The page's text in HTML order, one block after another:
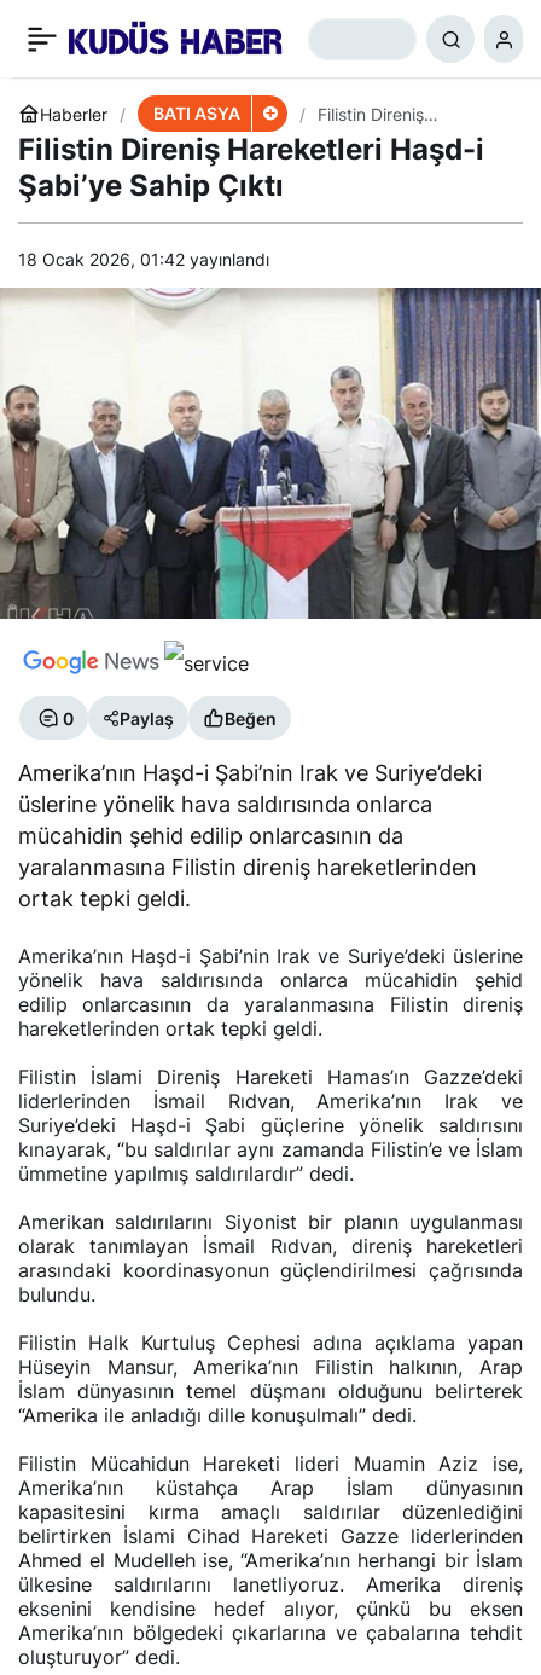
Haberler BATI ASYA
Filistin Direniş
Hareketleri Haşd-i
Şabi’ye Sahip Çıktı
Filistin Direniş Hareketleri Haşd-i
Şabi’ye Sahip Çıktı
18 Ocak 2026, 01:42 yayınlandı
0 Paylaş Beğen
Amerika’nın Haşd-i Şabi’nin Irak ve Suriye’deki
üslerine yönelik hava saldırısında onlarca
mücahidin şehid edilip onlarcasının da
yaralanmasına Filistin direniş hareketlerinden
ortak tepki geldi.
Amerika’nın Haşd-i Şabi’nin Irak ve Suriye’deki üslerine
yönelik hava saldırısında onlarca mücahidin şehid
edilip onlarcasının da yaralanmasına Filistin direniş
hareketlerinden ortak tepki geldi.
Filistin İslami Direniş Hareketi Hamas’ın Gazze’deki
liderlerinden İsmail Rıdvan, Amerika’nın Irak ve
Suriye’deki Haşd-i Şabi güçlerine yönelik saldırısını
kınayarak, “bu saldırılar aynı zamanda Filistin’e ve İslam
ümmetine yapılmış saldırılardır” dedi.
Amerikan saldırılarını Siyonist bir planın uygulanması
olarak tanımlayan İsmail Rıdvan, direniş hareketleri
arasındaki koordinasyonun güçlendirilmesi çağrısında
bulundu.
Filistin Halk Kurtuluş Cephesi adına açıklama yapan
Hüseyin Mansur, Amerika’nın Filistin halkının, Arap
İslam dünyasının temel düşmanı olduğunu belirterek
“Amerika ile anladığı dille konuşulmalı” dedi.
Filistin Mücahidun Hareketi lideri Muamin Aziz ise,
Amerika’nın küstahça Arap İslam dünyasının
kapasitesini kırma amaçlı saldırılar düzenlediğini
belirtirken İslami Cihad Hareketi Gazze liderlerinden
Ahmed el Mudelleh ise, “Amerika’nın herhangi bir İslam
ülkesine saldırılarını lanetliyoruz. Amerika direniş
eksenini kendisine hedef alıyor, çünkü bu eksen
Amerika’nın bölgedeki çıkarlarına ve çabalarına tehdit
oluşturuyor” dedi.
Hizbullah Tugayları’ndan
Elçilik Kararı
+ 0 Paylaş